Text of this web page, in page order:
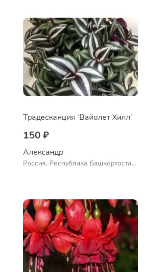
Традесканция 'Вайолет Хилл'
150 ₽
Александр
Россия, Республика Башкортостан,